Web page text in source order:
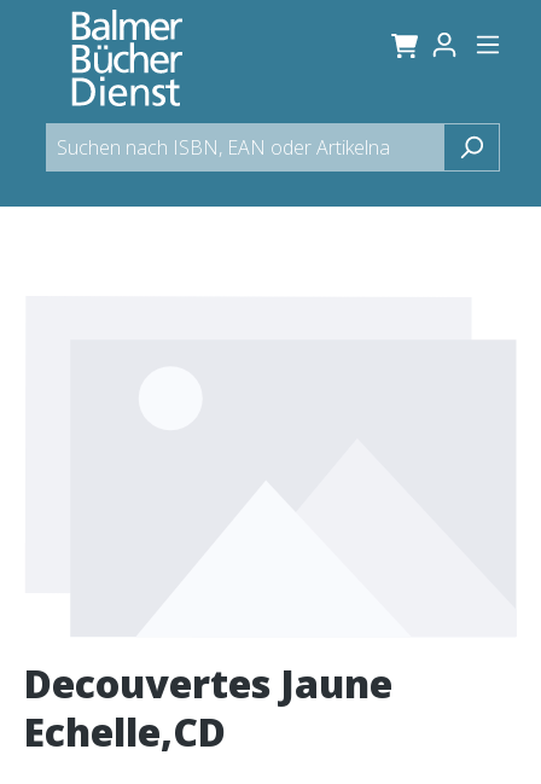
springen
Decouvertes Jaune
Echelle,CD